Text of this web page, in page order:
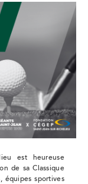
est heureuse
de sa Classique
équipes sportives